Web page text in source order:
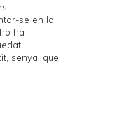
se en la
ha
senyal que